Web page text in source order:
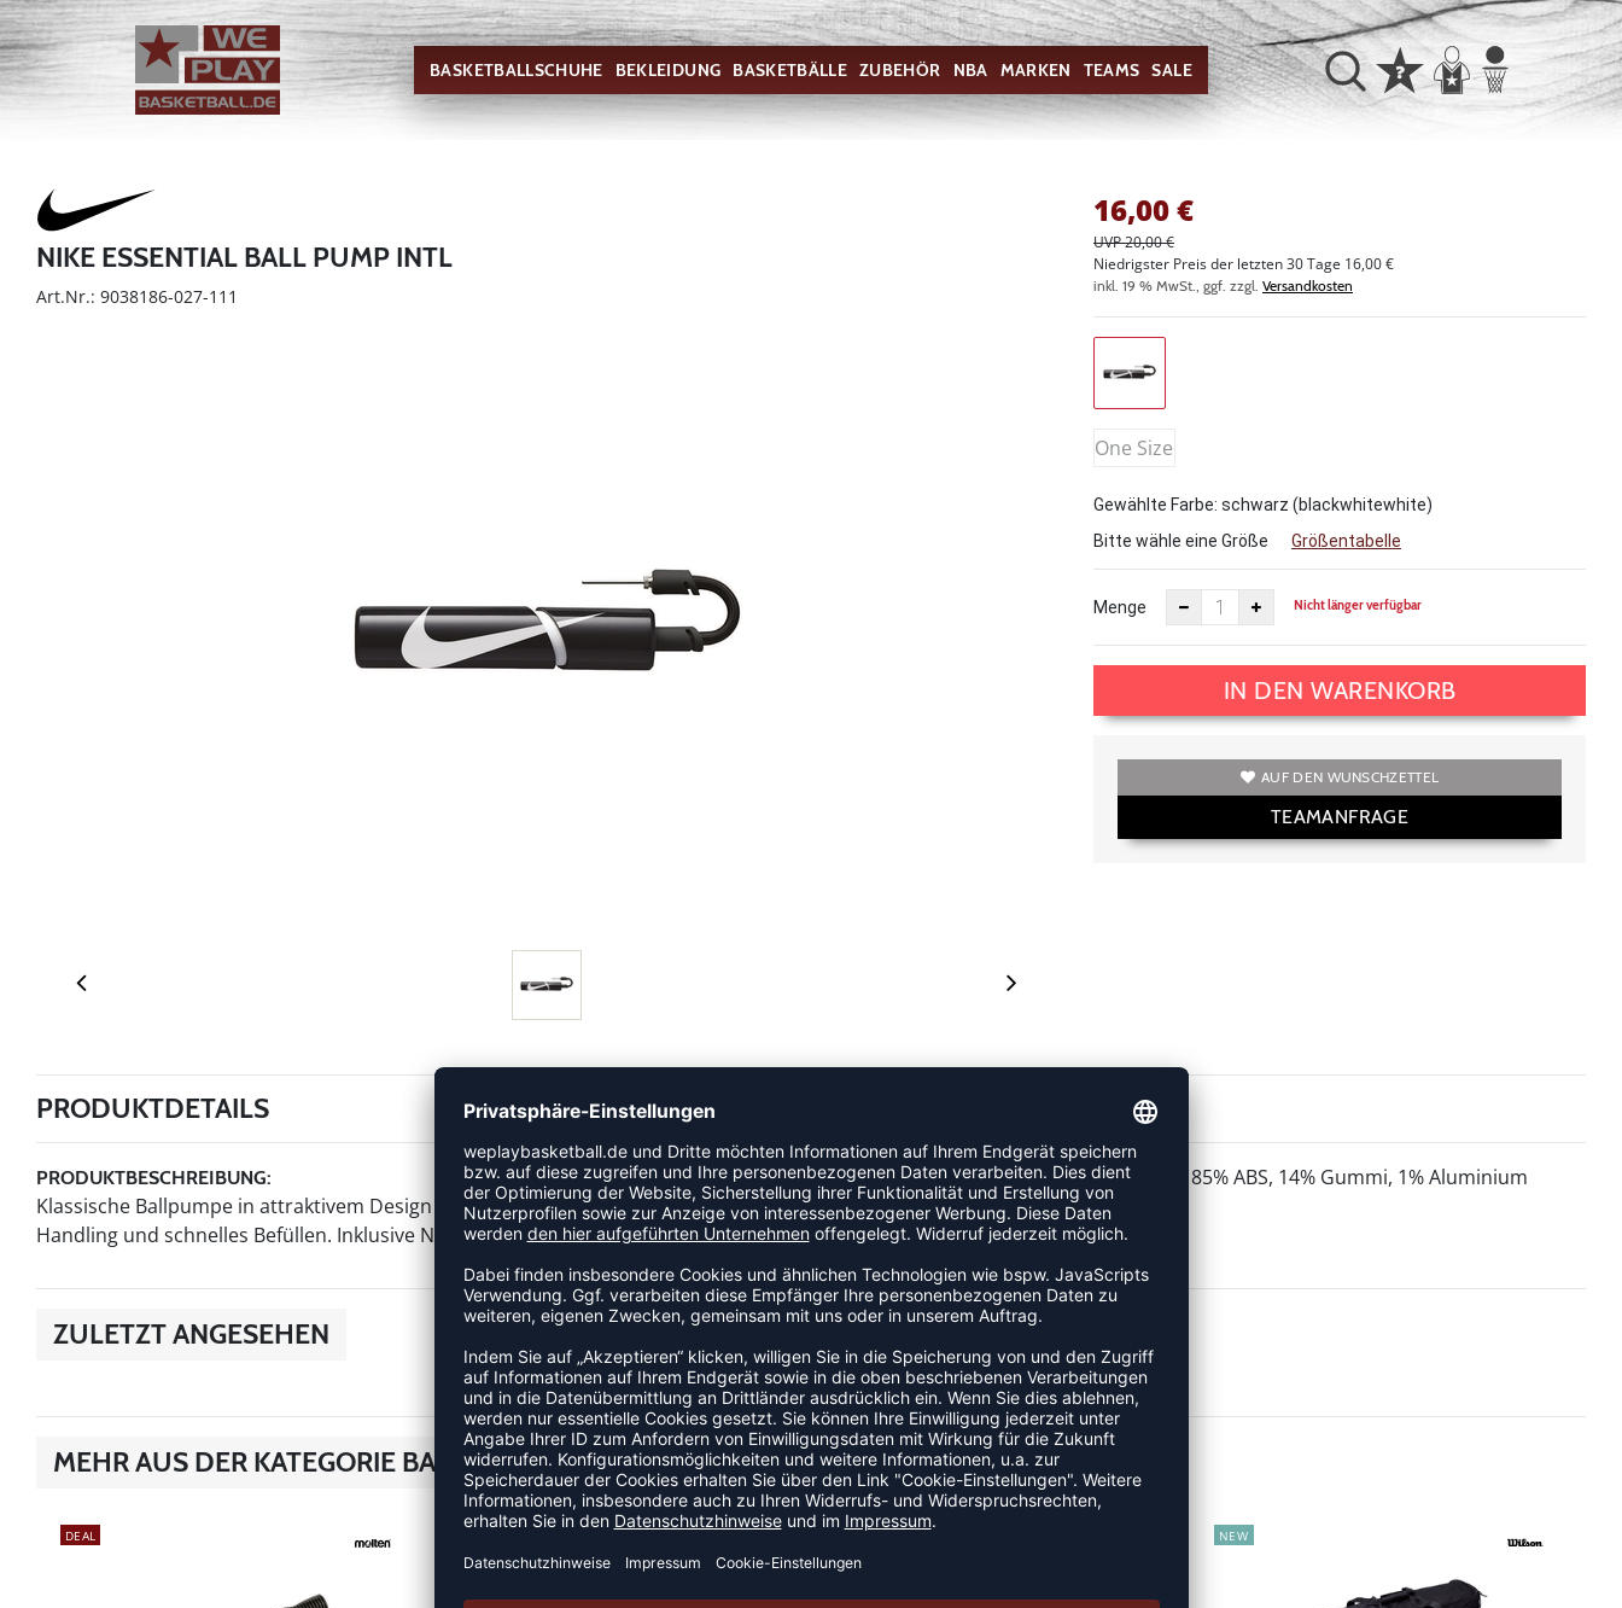
BASKETBALLSCHUHE BEKLEIDUNG BASKETBÄLLE ZUBEHÖR NBA MARKEN TEAMS SALE
NIKE ESSENTIAL BALL PUMP INTL
Art.Nr.: 9038186-027-111
16,00€
UVP 20,00 €
Niedrigster Preis der letzten 30 Tage 16,00 €
inkl. 19 % MwSt., ggf. zzgl. Versandkosten
One Size
Gewählte Farbe: schwarz (blackwhitewhite)
Bitte wähle eine Größe
Größentabelle
Menge Nicht länger verfügbar
IN DEN WARENKORB
AUF DEN WUNSCHZETTEL
TEAMANFRAGE
PRODUKTDETAILS
PRODUKTBESCHREIBUNG:
Klassische Ballpumpe in attraktivem Design und Nike Swoosh. Mit angesetztem Schlauch für erleichtertes
Handling und schnelles Befüllen. Inklusive Nadelventil. 83% ABS Copolymer, 8% RB, 5% TPE, 3% ZA, 1% NL
MATERIAL: 85% ABS, 14% Gummi, 1% Aluminium
ZULETZT ANGESEHEN
MEHR AUS DER KATEGORIE BALLZUBEHÖR
DEAL NEW NEW